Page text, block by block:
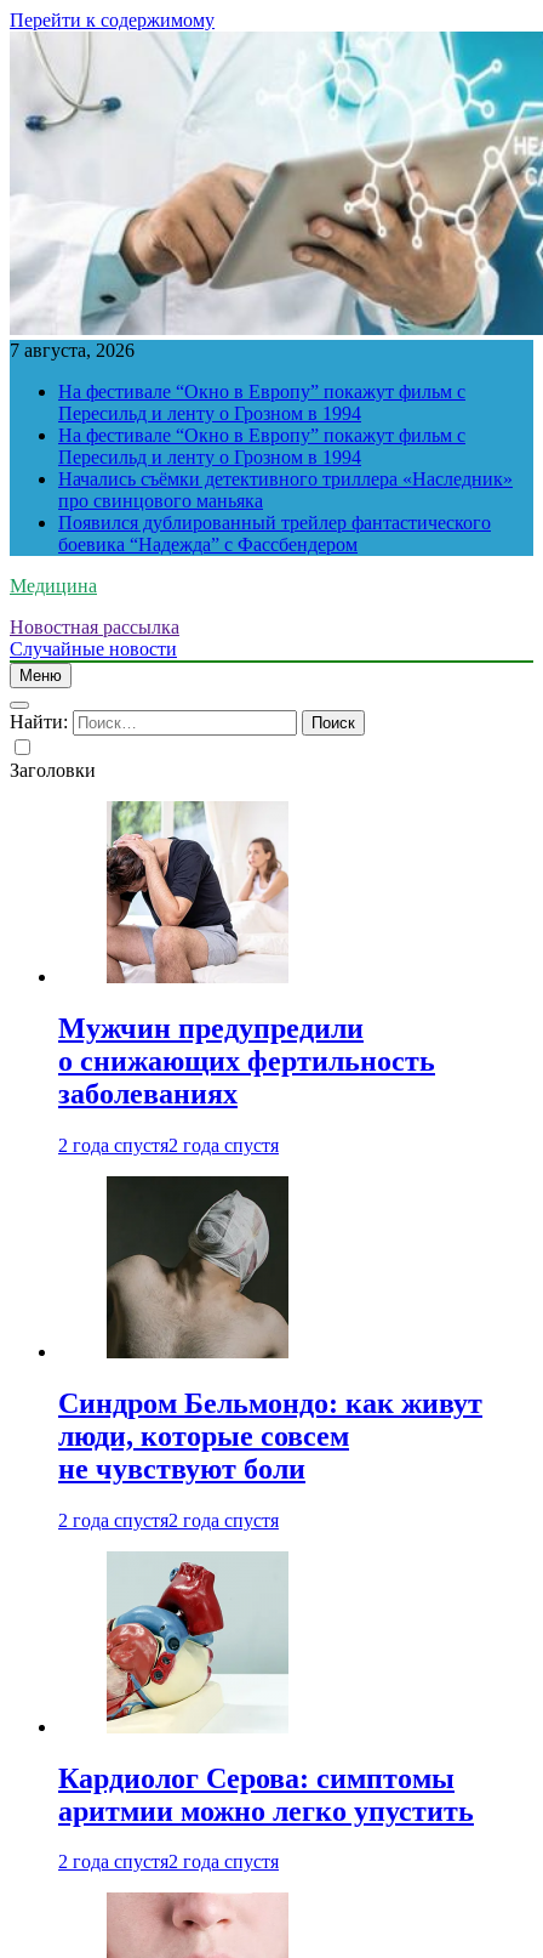
Перейти к содержимому
7 августа, 2026
На фестивале “Окно в Европу” покажут фильм с
Пересильд и ленту о Грозном в 1994
На фестивале “Окно в Европу” покажут фильм с
Пересильд и ленту о Грозном в 1994
Начались съёмки детективного триллера «Наследник»
про свинцового маньяка
Появился дублированный трейлер фантастического
боевика “Надежда” с Фассбендером
Медицина
Новостная рассылка
Случайные новости
Меню
Найти:
Заголовки
Мужчин предупредили
о снижающих фертильность
заболеваниях
2 года спустя2 года спустя
Синдром Бельмондо: как живут
люди, которые совсем
не чувствуют боли
2 года спустя2 года спустя
Кардиолог Серова: симптомы
аритмии можно легко упустить
2 года спустя2 года спустя